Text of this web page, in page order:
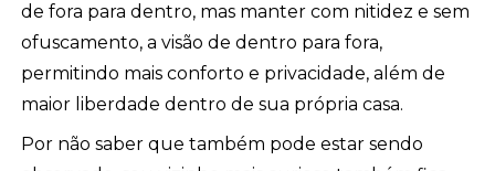
de fora para dentro, mas manter com nitidez e sem
ofuscamento, a visão de dentro para fora,
permitindo mais conforto e privacidade, além de
maior liberdade dentro de sua própria casa.
Por não saber que também pode estar sendo